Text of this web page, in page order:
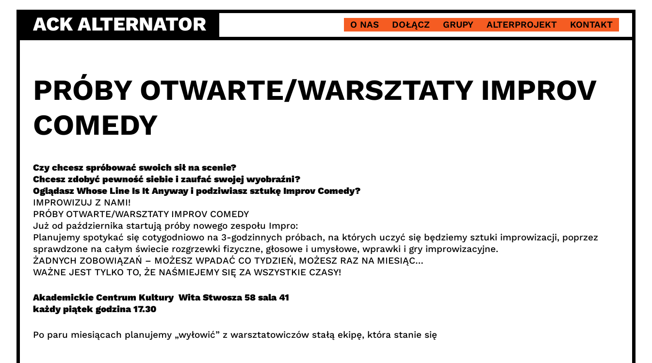
content
ACK ALTERNATOR O NAS DOŁĄCZ GRUPY ALTERPROJEKT KONTAKT
PRÓBY OTWARTE/WARSZTATY IMPROV
COMEDY
Czy chcesz spróbować swoich sił na scenie?
Chcesz zdobyć pewność siebie i zaufać swojej wyobraźni?
Oglądasz Whose Line Is It Anyway i podziwiasz sztukę Improv Comedy?
IMPROWIZUJ Z NAMI!
PRÓBY OTWARTE/WARSZTATY IMPROV COMEDY
Już od października startują próby nowego zespołu Impro:
Planujemy spotykać się cotygodniowo na 3-godzinnych próbach, na których uczyć się będziemy sztuki improwizacji, poprzez
sprawdzone na całym świecie rozgrzewki fizyczne, głosowe i umysłowe, wprawki i gry improwizacyjne.
ŻADNYCH ZOBOWIĄZAŃ – MOŻESZ WPADAĆ CO TYDZIEŃ, MOŻESZ RAZ NA MIESIĄC…
WAŻNE JEST TYLKO TO, ŻE NAŚMIEJEMY SIĘ ZA WSZYSTKIE CZASY!
Akademickie Centrum Kultury Wita Stwosza 58 sala 41
każdy piątek godzina 17.30
Po paru miesiącach planujemy „wyłowić” z warsztatowiczów stałą ekipę, która stanie się